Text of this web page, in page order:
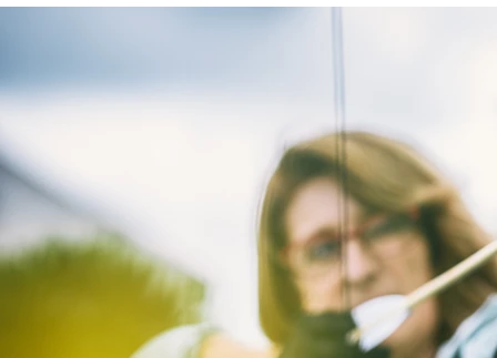
um das Gefühl, dass ihnen jemand mit Absicht
Nicht immer geht es jedoch um eine Bedrohung. Häufig
beschäftigen sich paranoide Gedanken auch mit der
übertriebenen Fehleinschätzung, dass die eigene Person
das Ziel der Gedanken oder Handlungen eines anderen
ist. Neben der Wahrnehmung einer individuellen
Bedrohung gibt es auch Paranoia, die sich auf größere
gesellschaftliche Ereignisse bezieht. So können zum
Beispiel Verschwörungstheorien als eine Form von
Paranoia aufgefasst werden.